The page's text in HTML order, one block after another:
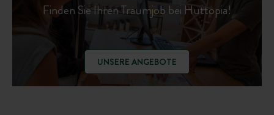
Finden Sie Ihren Traumjob bei Huttopia!
UNSERE ANGEBOTE